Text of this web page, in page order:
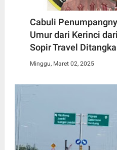
Cabuli
Umur dari Kerinci
Sopir Travel
Minggu, Maret 02, 2025